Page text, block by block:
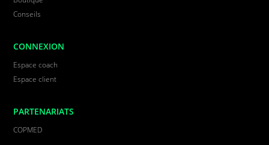
Conseils
CONNEXION
Espace coach
Espace client
PARTENARIATS
COPMED